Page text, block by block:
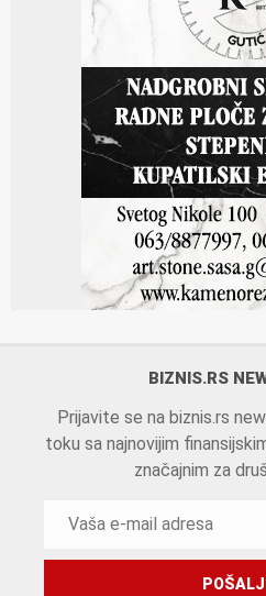
BIZNIS.RS
Prijavite se na biznis.rs
toku sa najnovijim
značajnim za